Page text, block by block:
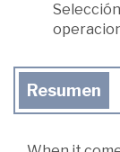
Resumen